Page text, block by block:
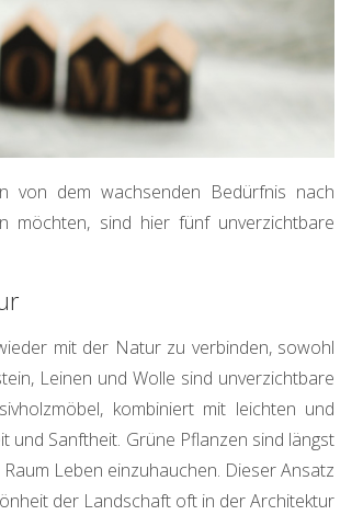
von dem wachsenden Bedürfnis nach
möchten, sind hier fünf unverzichtbare
mit der Natur zu verbinden, sowohl
Leinen und Wolle sind unverzichtbare
kombiniert mit leichten und
und Sanftheit. Grüne Pflanzen sind längst
Leben einzuhauchen. Dieser Ansatz
der Landschaft oft in der Architektur